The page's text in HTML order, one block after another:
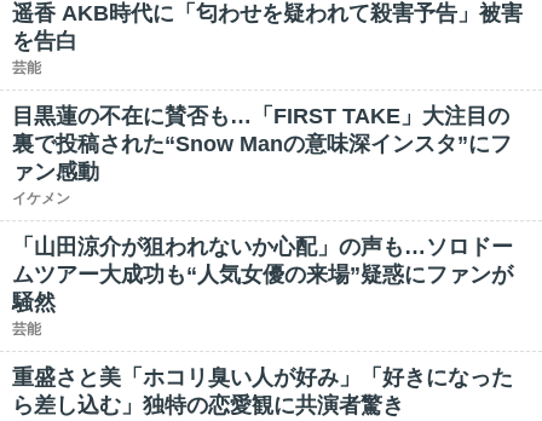
遥香 AKB時代に「匂わせを疑われて殺害予告」被害
を告白
芸能
目黒蓮の不在に賛否も…「FIRST TAKE」大注目の
裏で投稿された“Snow Manの意味深インスタ”にフ
ァン感動
イケメン
「山田涼介が狙われないか心配」の声も…ソロドー
ムツアー大成功も“人気女優の来場”疑惑にファンが
騒然
芸能
重盛さと美「ホコリ臭い人が好み」「好きになった
ら差し込む」独特の恋愛観に共演者驚き